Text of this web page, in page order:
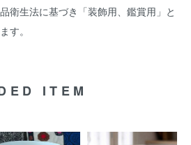
衛生法に基づき「装飾用、鑑賞用」と
す。
ITEM